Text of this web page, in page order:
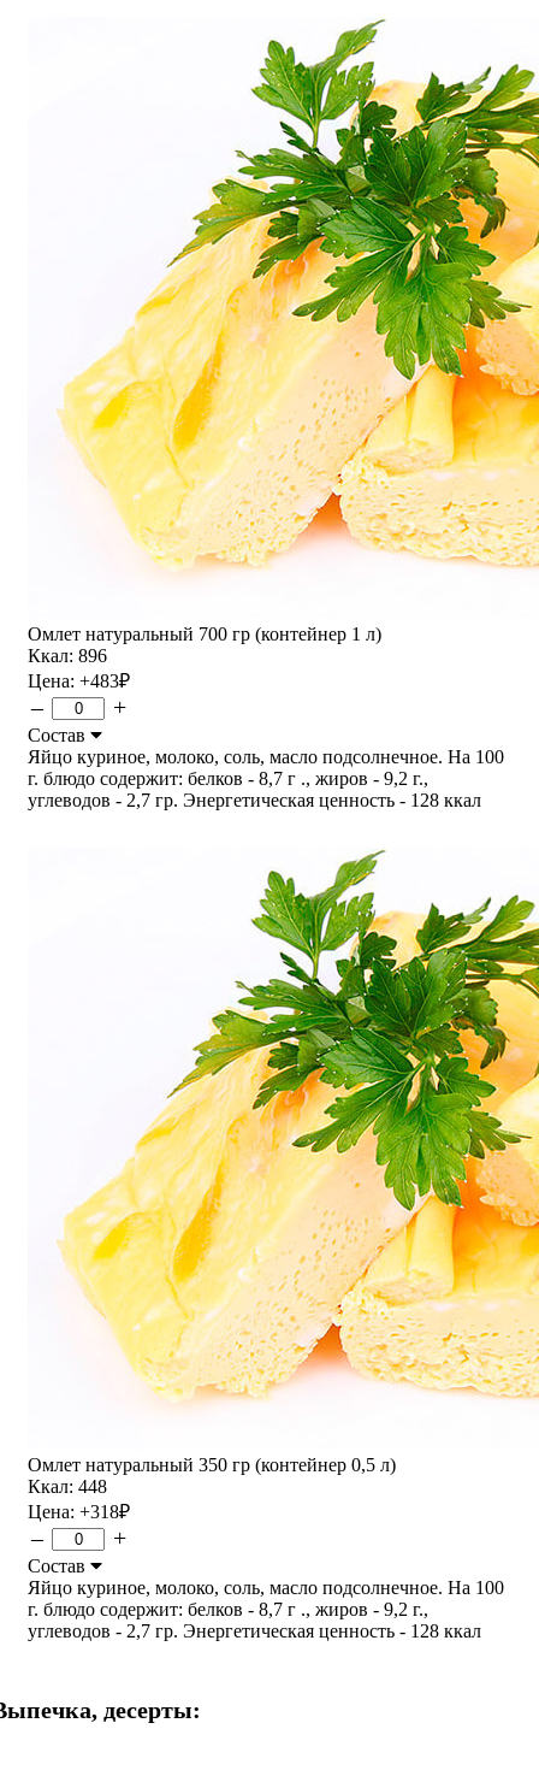
Омлет натуральный 700 гр (контейнер 1 л)
Ккал: 896
Цена: +483₽
– +
Состав
Яйцо куриное, молоко, соль, масло подсолнечное. На 100
г. блюдо содержит: белков - 8,7 г ., жиров - 9,2 г.,
углеводов - 2,7 гр. Энергетическая ценность - 128 ккал
Омлет натуральный 350 гр (контейнер 0,5 л)
Ккал: 448
Цена: +318₽
– +
Состав
Яйцо куриное, молоко, соль, масло подсолнечное. На 100
г. блюдо содержит: белков - 8,7 г ., жиров - 9,2 г.,
углеводов - 2,7 гр. Энергетическая ценность - 128 ккал
десерты: